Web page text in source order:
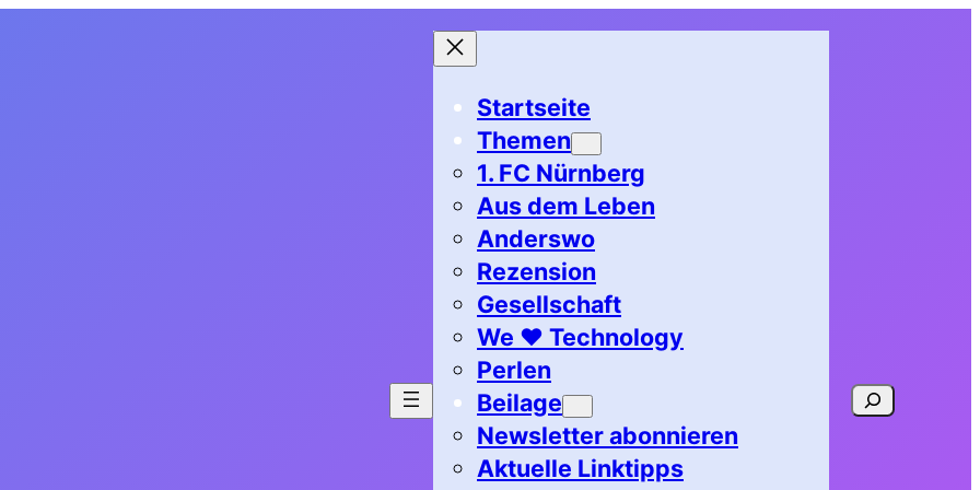
Startseite
Themen
1. FC Nürnberg
Aus dem Leben
Anderswo
Rezension
Gesellschaft
We ♥ Technology
Perlen
Beilage
Newsletter abonnieren
Aktuelle Linktipps
Suchen